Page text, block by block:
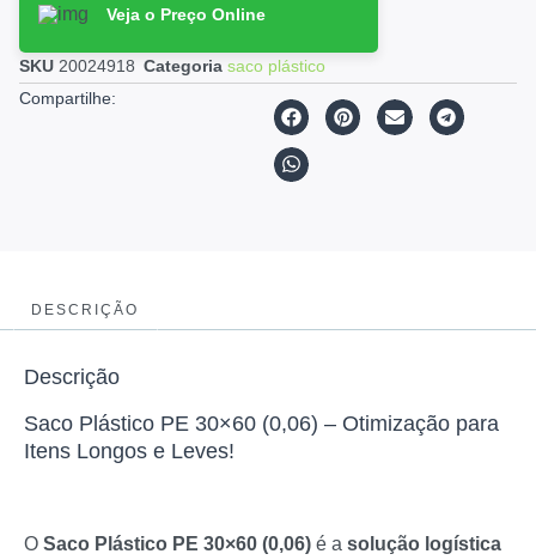
Veja o Preço Online
SKU 20024918 Categoria saco plástico
Compartilhe:
DESCRIÇÃO
Descrição
Saco Plástico PE 30×60 (0,06) – Otimização para
Itens Longos e Leves!
O Saco Plástico PE 30×60 (0,06) é a solução logística